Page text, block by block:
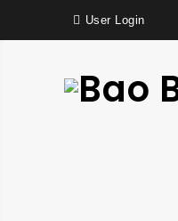
User Login